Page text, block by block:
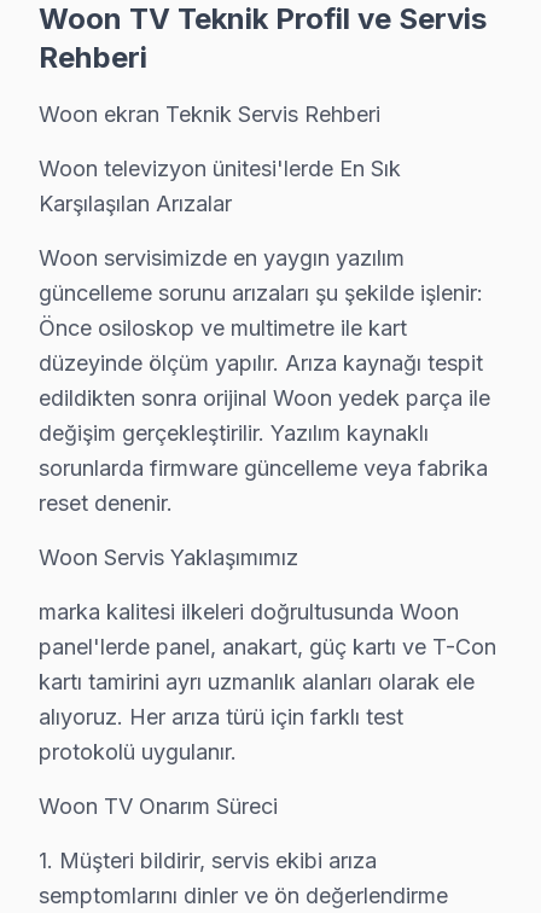
Yeşilkent mahallesi, birçok yeni bina ile modern bir
| bakım Türü | Fiyat Aralığı (₺) |
|----------------------------------
| Panel/Ekran Değişimi (32") | 1.200 - 1.800 |
| Panel/Ekran Değişimi (43-55") | 1.800 - 2.500 |
| Panel/Ekran Değişimi (65"+) | 2.500 - 3.500 |
| Anakart Tamiri | 700 - 1.200 |
| Güç Kartı Değişimi | 500 - 800 |
| LED Backlight Değişimi | 400 - 600 |
| T-Con Kart Değişimi | 300 - 500 |
| Yazılım/Firmware İşlemleri | 150 - 400 |
| Atölye bakımı | 50 - 150 ekstra |
Fiyatları etkileyen faktörler arasında garanti
Avcılar'da En İyi Woon Servis: Neden Fabrika
Avcılar Woon servis - TV Tamiri
Woon TV Teknik Profil ve Servis
Rehberi
Woon ekran Teknik Servis Rehberi
Woon televizyon ünitesi'lerde En Sık
Karşılaşılan Arızalar
Woon servisimizde en yaygın yazılım
güncelleme sorunu arızaları şu şekilde işlenir:
Önce osiloskop ve multimetre ile kart
düzeyinde ölçüm yapılır. Arıza kaynağı tespit
edildikten sonra orijinal Woon yedek parça ile
değişim gerçekleştirilir. Yazılım kaynaklı
sorunlarda firmware güncelleme veya fabrika
reset denenir.
Woon Servis Yaklaşımımız
marka kalitesi ilkeleri doğrultusunda Woon
panel'lerde panel, anakart, güç kartı ve T-Con
kartı tamirini ayrı uzmanlık alanları olarak ele
alıyoruz. Her arıza türü için farklı test
protokolü uygulanır.
Woon TV Onarım Süreci
1. Müşteri bildirir, servis ekibi arıza
semptomlarını dinler ve ön değerlendirme